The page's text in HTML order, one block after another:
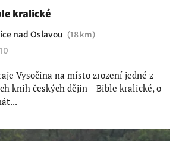
kralické
nad Oslavou (18 km)
10
Vysočina na místo zrození jedné z
knih českých dějin – Bible kralické, o